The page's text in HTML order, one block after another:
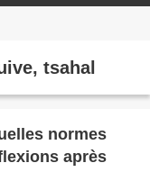
tsahal
normes
après